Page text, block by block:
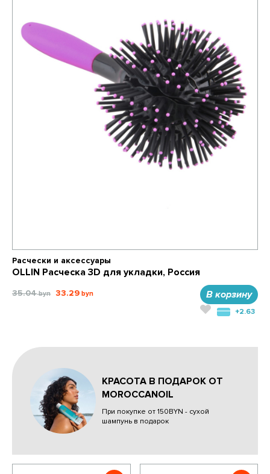
Расчески и аксессуары
OLLIN Расческа 3D для укладки, Россия
35.04 33.29 В корзину
+2.63
КРАСОТА В ПОДАРОК ОТ
MOROCCANOIL
При покупке от 150BYN - сухой
шампунь в подарок